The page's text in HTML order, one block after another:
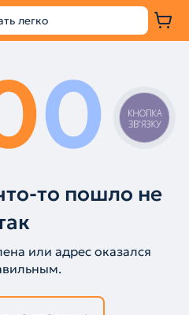
0
то пошло не
или адрес оказался
КНОПКА
ЗВ'ЯЗКУ